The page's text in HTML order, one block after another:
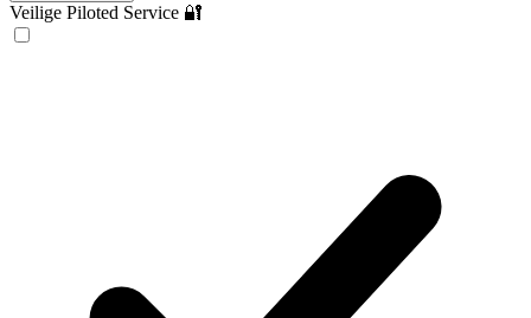
Veilige Piloted Service 🔐